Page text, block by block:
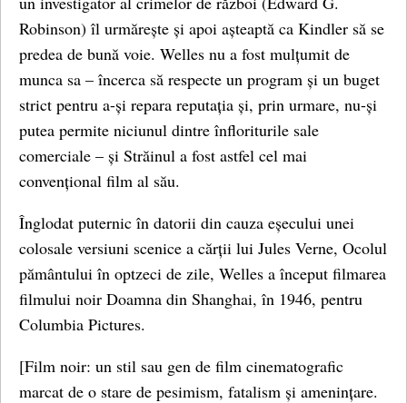
Robinson) îl urmărește și apoi așteaptă ca Kindler să se
predea de bună voie. Welles nu a fost mulțumit de
munca sa – încerca să respecte un program și un buget
strict pentru a-și repara reputația și, prin urmare, nu-și
putea permite niciunul dintre înfloriturile sale
comerciale – și Străinul a fost astfel cel mai
convențional film al său.
Înglodat puternic în datorii din cauza eșecului unei
colosale versiuni scenice a cărții lui Jules Verne, Ocolul
pământului în optzeci de zile, Welles a început filmarea
filmului noir Doamna din Shanghai, în 1946, pentru
Columbia Pictures.
[Film noir: un stil sau gen de film cinematografic
marcat de o stare de pesimism, fatalism și amenințare.